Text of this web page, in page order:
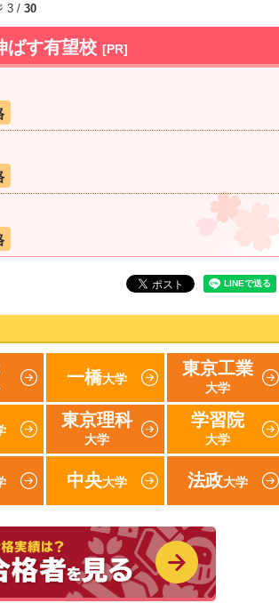
3 / 30
ばす有望校 [PR]
一橋大学
東京工業
大学
東京理科
大学
学習院
大学
中央大学 法政大学